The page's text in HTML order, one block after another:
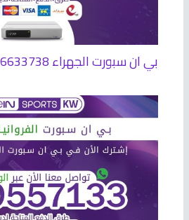
بي ان سبورت الجهراء 66633738 الكويت